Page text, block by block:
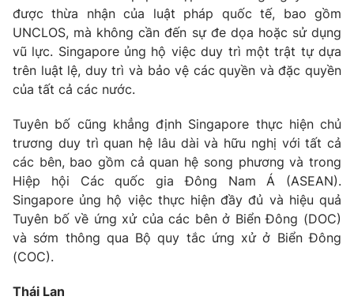
® Cấm sao chép dưới mọi hình thức nếu không có sự chấp
thuận bằng văn bản. Ghi rõ nguồn VTV.vn khi phát hành lại
thông tin từ website này.
được thừa nhận của luật pháp quốc tế, bao gồm
UNCLOS, mà không cần đến sự đe dọa hoặc sử dụng
vũ lực. Singapore ủng hộ việc duy trì một trật tự dựa
trên luật lệ, duy trì và bảo vệ các quyền và đặc quyền
của tất cả các nước.
Tuyên bố cũng khẳng định Singapore thực hiện chủ
trương duy trì quan hệ lâu dài và hữu nghị với tất cả
các bên, bao gồm cả quan hệ song phương và trong
Hiệp hội Các quốc gia Đông Nam Á (ASEAN).
Singapore ủng hộ việc thực hiện đầy đủ và hiệu quả
Tuyên bố về ứng xử của các bên ở Biển Đông (DOC)
và sớm thông qua Bộ quy tắc ứng xử ở Biển Đông
(COC).
Thái Lan